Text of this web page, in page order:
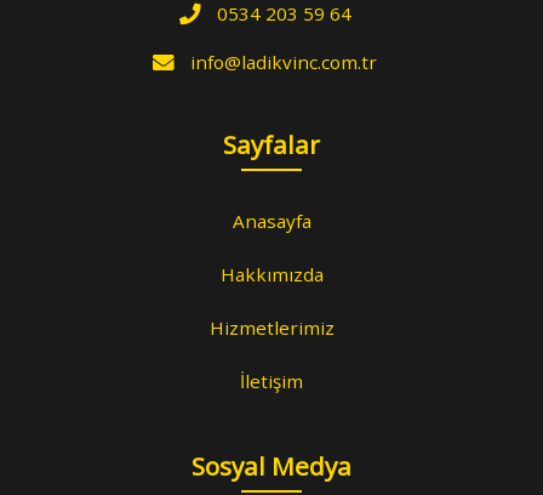
0534 203 59 64
info@ladikvinc.com.tr
Sayfalar
Anasayfa
Hakkımızda
Hizmetlerimiz
İletişim
Sosyal Medya